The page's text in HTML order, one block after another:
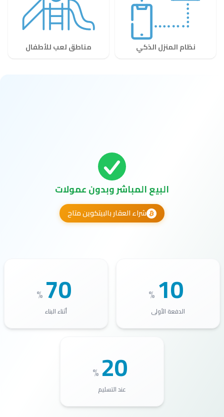
نظام المنزل الذكي مناطق لعب للأطفال
البيع المباشر وبدون عمولات
شراء العقار بالبيتكوين متاح
10
%
الدفعة الأولى 70
%
أثناء البناء
20
%
عند التسليم